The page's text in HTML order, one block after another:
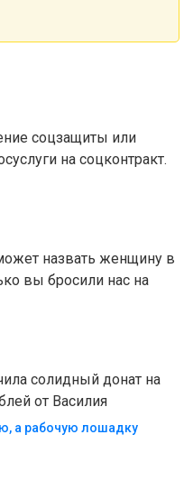
соцзащиты или
на соцконтракт.
назвать женщину в
вы бросили нас на
солидный донат на
от Василия
а рабочую лошадку